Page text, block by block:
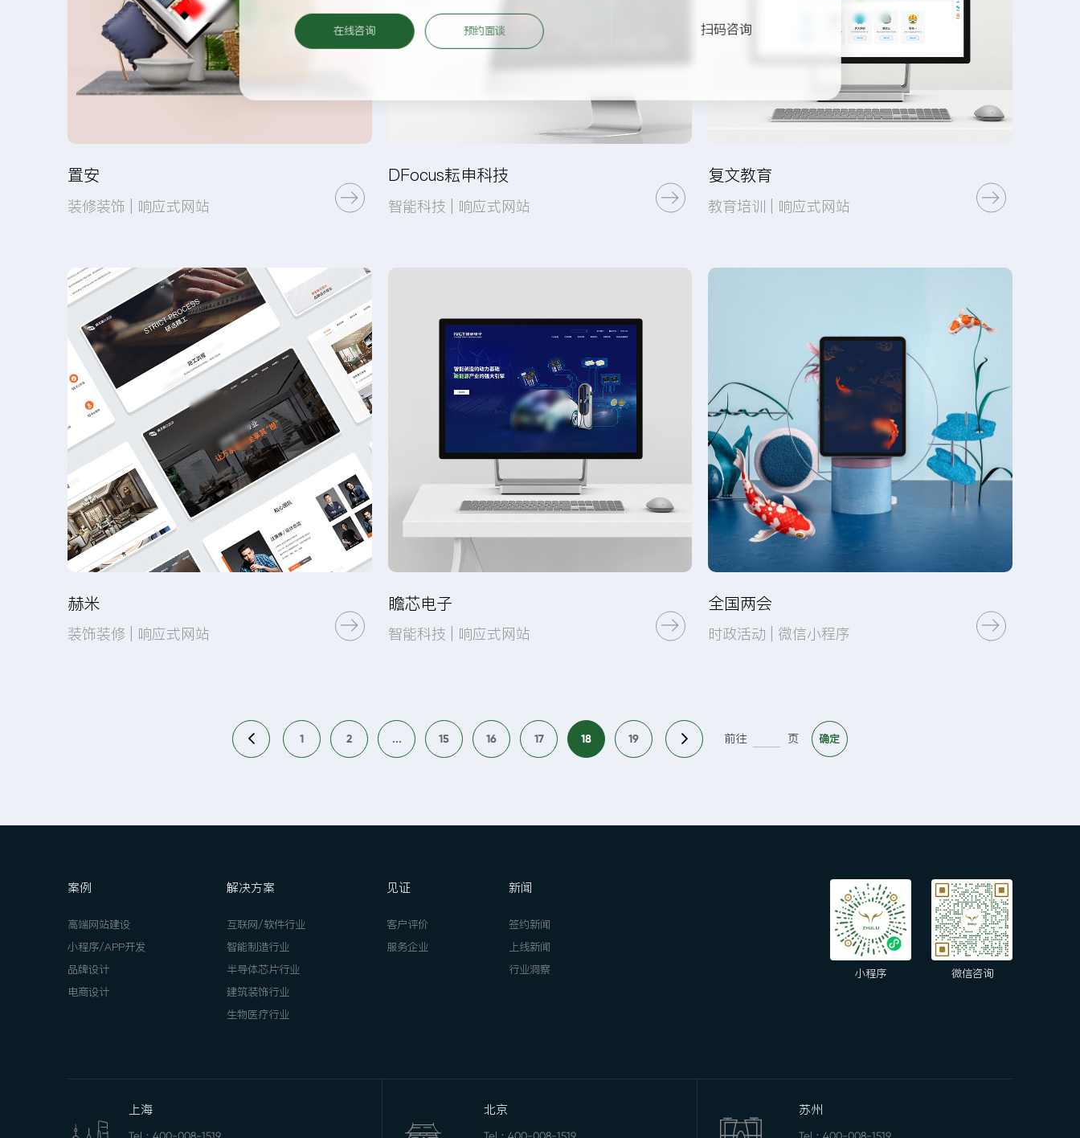
置安
装修装饰 | 响应式网站
DFocus耘申科技
智能科技 | 响应式网站
复文教育
教育培训 | 响应式网站
赫米
装饰装修 | 响应式网站
瞻芯电子
智能科技 | 响应式网站
全国两会
时政活动 | 微信小程序
1 2 ... 15 16 17 18 19 前往 页
案例
高端网站建设
小程序/APP开发
品牌设计
电商设计
解决方案
互联网/软件行业
智能制造行业
半导体芯片行业
建筑装饰行业
生物医疗行业
见证
客户评价
服务企业
新闻
签约新闻
上线新闻
行业洞察
小程序 微信咨询
上海 北京 苏州
在线咨询 预约面谈 扫码咨询